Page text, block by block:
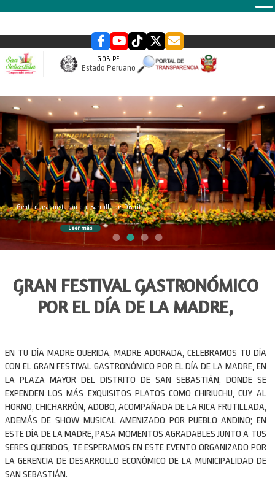
GOB.PE
Estado Peruano
slider
Gente que apuesta por el desarrollo del Distrito
Leer más
GRAN FESTIVAL GASTRONÓMICO
POR EL DÍA DE LA MADRE,
EN TU DÍA MADRE QUERIDA, MADRE ADORADA, CELEBRAMOS TU DÍA
CON EL GRAN FESTIVAL GASTRONÓMICO POR EL DÍA DE LA MADRE, EN
LA PLAZA MAYOR DEL DISTRITO DE SAN SEBASTIÁN, DONDE SE
EXPENDEN LOS MÁS EXQUISITOS PLATOS COMO CHIRIUCHU, CUY AL
HORNO, CHICHARRÓN, ADOBO, ACOMPAÑADA DE LA RICA FRUTILLADA,
ADEMÁS DE SHOW MUSICAL AMENIZADO POR PUEBLO ANDINO; EN
ESTE DÍA DE LA MADRE, PASA MOMENTOS AGRADABLES JUNTO A TUS
SERES QUERIDOS, TE ESPERAMOS EN ESTE EVENTO ORGANIZADO POR
LA GERENCIA DE DESARROLLO ECONÓMICO DE LA MUNICIPALIDAD DE
SAN SEBASTIÁN.